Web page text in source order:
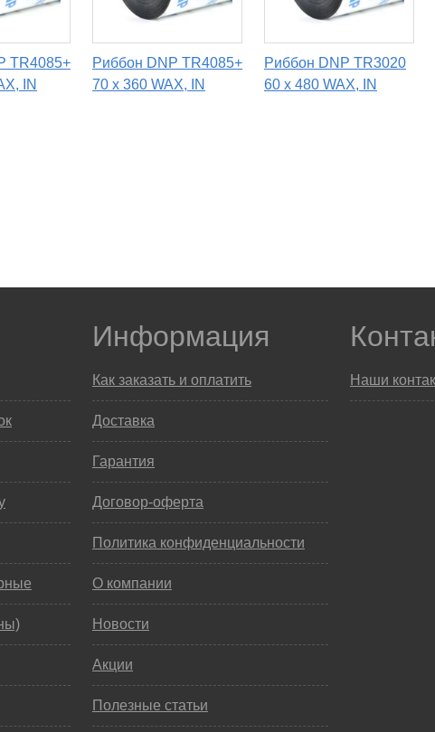
TR4085+
IN
Риббон DNP TR4085+
70 x 360 WAX, IN
Риббон DNP TR3020
60 х 480 WAX, IN
Информация
Как заказать и оплатить
Доставка
Гарантия
Договор-оферта
Политика конфиденциальности
О компании
Новости
Акции
Полезные статьи
Наши